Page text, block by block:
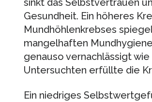
sinkt das Selbstvertrauen
Gesundheit. Ein höheres
Mundhöhlenkrebses
mangelhaften
genauso vernachlässigt
Untersuchten erfüllte die
Ein niedriges